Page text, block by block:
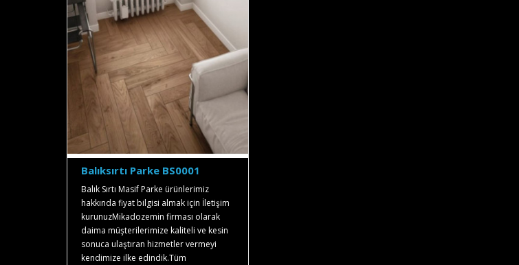
Balıksırtı Parke BS0001
Balık Sırtı Masif Parke ürünlerimiz
hakkında fiyat bilgisi almak için İletişim
kurunuzMikadozemin firması olarak
daima müşterilerimize kaliteli ve kesin
sonuca ulaştıran hizmetler vermeyi
kendimize ilke edindik.Tüm